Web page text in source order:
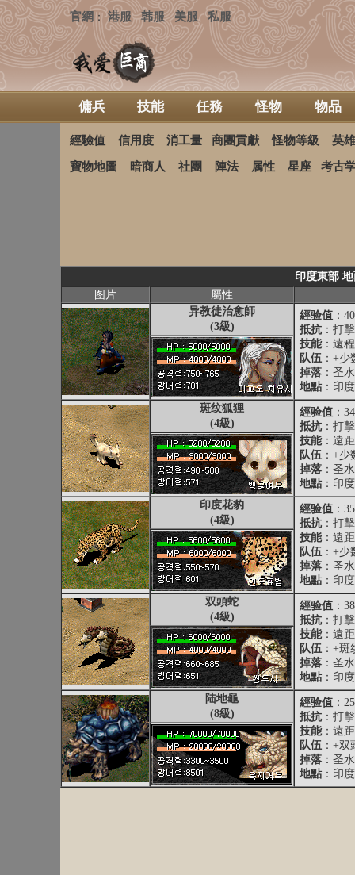
官網 ：港服 韩服 美服 私服
傭兵 技能 任務 怪物 物品
經驗值 信用度 消工量 商團貢獻 怪物等級 英
寶物地圖 暗商人 社團 陣法 属性 星座 考古
印度東部
图片
屬性
异教徒治愈師
(3級)
經验值 ：
抵抗 ：打
技能：遠
队伍 ：+
掉落 ：圣
地點 ：印
斑纹狐狸
(4級)
經验值 ：
抵抗 ：打
技能：遠
队伍 ：+
掉落 ：圣
地點 ：印
印度花豹
(4級)
經验值 ：
抵抗 ：打
技能：遠
队伍 ：+
掉落 ：圣
地點 ：印
双頭蛇
(4級)
經验值 ：
抵抗 ：打
技能：遠
队伍 ：+
掉落 ：圣
地點 ：印
陆地龜
(8級)
經验值 ：
抵抗 ：打
技能：遠
队伍 ：+
掉落 ：圣
地點 ：印